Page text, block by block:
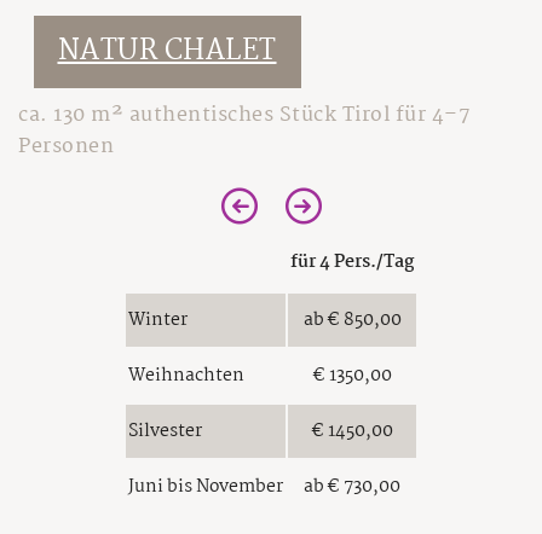
Das Hüttendorf
Unsere Philosophie
Nachhaltiger Urlaub
Bildergalerie
Awards
Kontakt & Anreise
Gutscheine
Newsletter
Chalets
Preisübersicht
Buchungsinfos
Online Buchen
Wellness
Private Spa
Restaurant
NATUR CHALET
ca. 130 m² authentisches Stück Tirol für 4–7
Personen
für 4 Pers./Tag
Winter
ab € 850,00
Weihnachten
€ 1350,00
Silvester
€ 1450,00
Juni bis November
ab € 730,00